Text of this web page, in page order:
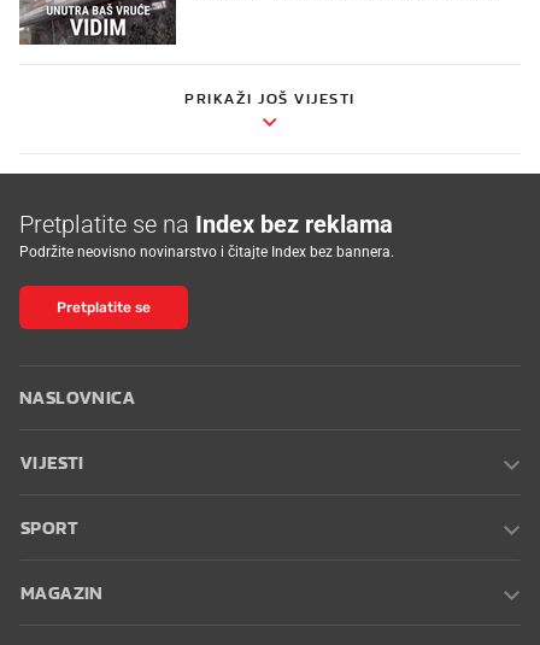
PRIKAŽI JOŠ VIJESTI
Pretplatite se na Index bez reklama
Podržite neovisno novinarstvo i čitajte Index bez bannera.
Pretplatite se
NASLOVNICA
VIJESTI
SPORT
MAGAZIN